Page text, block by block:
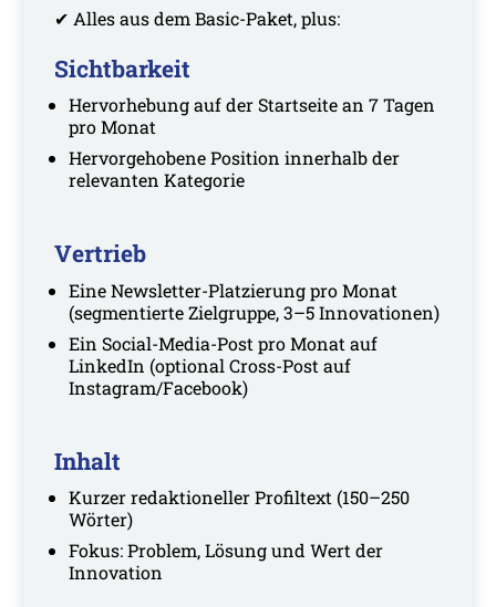
✔ Alles aus dem Basic-Paket, plus:
Sichtbarkeit
Hervorhebung auf der Startseite an 7 Tagen
pro Monat
Hervorgehobene Position innerhalb der
relevanten Kategorie
Vertrieb
Eine Newsletter-Platzierung pro Monat
(segmentierte Zielgruppe, 3–5 Innovationen)
Ein Social-Media-Post pro Monat auf
LinkedIn (optional Cross-Post auf
Instagram/Facebook)
Inhalt
Kurzer redaktioneller Profiltext (150–250
Wörter)
Fokus: Problem, Lösung und Wert der
Innovation